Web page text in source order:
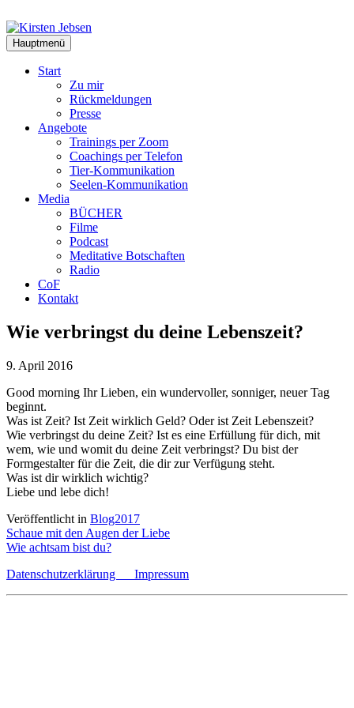
Inhalt
springen
Hauptmenü
Start
Zu mir
Rückmeldungen
Presse
Angebote
Trainings per Zoom
Coachings per Telefon
Tier-Kommunikation
Seelen-Kommunikation
Media
BÜCHER
Filme
Podcast
Meditative Botschaften
Radio
CoF
Kontakt
Wie verbringst du deine Lebenszeit?
9. April 2016
Good morning Ihr Lieben, ein wundervoller, sonniger, neuer Tag
beginnt.
Was ist Zeit? Ist Zeit wirklich Geld? Oder ist Zeit Lebenszeit?
Wie verbringst du deine Zeit? Ist es eine Erfüllung für dich, mit
wem, wie und womit du deine Zeit verbringst? Du bist der
Formgestalter für die Zeit, die dir zur Verfügung steht.
Was ist dir wirklich wichtig?
Liebe und lebe dich!
Veröffentlicht in Blog2017
Beitragsnavigation
Schaue mit den Augen der Liebe
Wie achtsam bist du?
Datenschutzerklärung Impressum